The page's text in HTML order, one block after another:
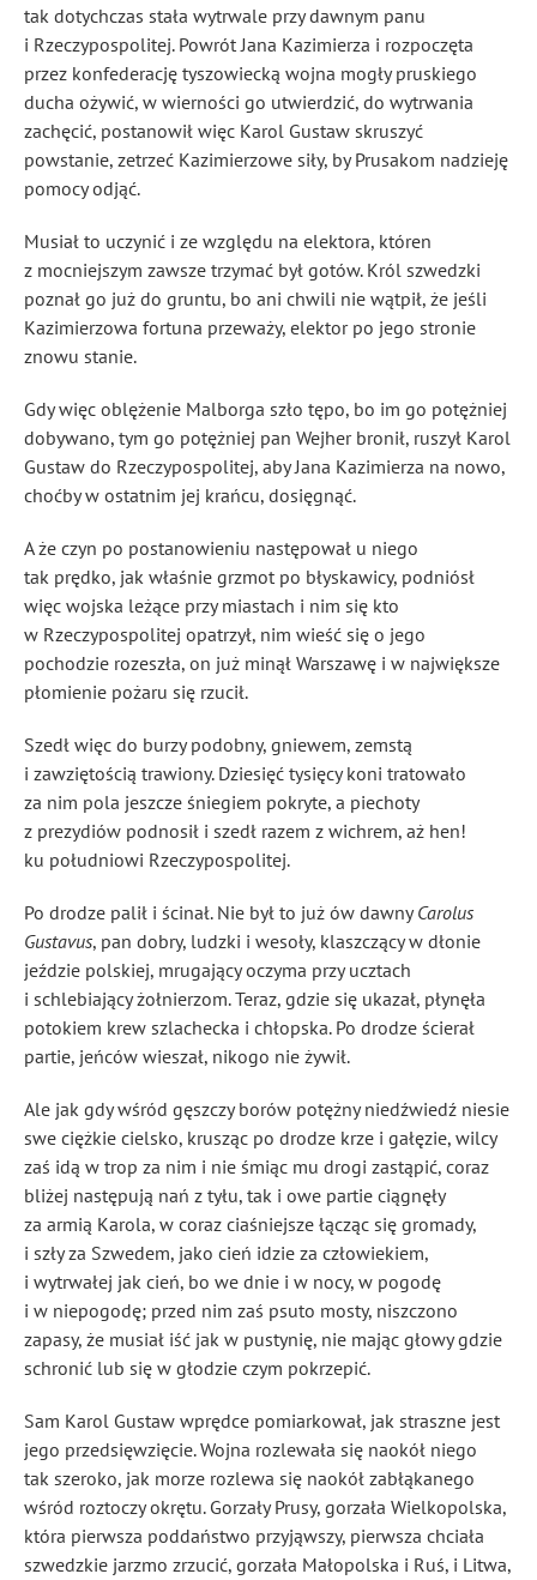
tak dotychczas stała wytrwale przy dawnym panu
i Rzeczypospolitej. Powrót Jana Kazimierza i rozpoczęta
przez konfederację tyszowiecką wojna mogły pruskiego
ducha ożywić, w wierności go utwierdzić, do wytrwania
zachęcić, postanowił więc Karol Gustaw skruszyć
powstanie, zetrzeć Kazimierzowe siły, by Prusakom nadzieję
pomocy odjąć.
Musiał to uczynić i ze względu na elektora, któren
z mocniejszym zawsze trzymać był gotów. Król szwedzki
poznał go już do gruntu, bo ani chwili nie wątpił, że jeśli
Kazimierzowa fortuna przeważy, elektor po jego stronie
znowu stanie.
Gdy więc oblężenie Malborga szło tępo, bo im go potężniej
dobywano, tym go potężniej pan Wejher bronił, ruszył Karol
Gustaw do Rzeczypospolitej, aby Jana Kazimierza na nowo,
choćby w ostatnim jej krańcu, dosięgnąć.
A że czyn po postanowieniu następował u niego
tak prędko, jak właśnie grzmot po błyskawicy, podniósł
więc wojska leżące przy miastach i nim się kto
w Rzeczypospolitej opatrzył, nim wieść się o jego
pochodzie rozeszła, on już minął Warszawę i w największe
płomienie pożaru się rzucił.
Szedł więc do burzy podobny, gniewem, zemstą
i zawziętością trawiony. Dziesięć tysięcy koni tratowało
za nim pola jeszcze śniegiem pokryte, a piechoty
z prezydiów podnosił i szedł razem z wichrem, aż hen!
ku południowi Rzeczypospolitej.
Po drodze palił i ścinał. Nie był to już ów dawnyCarolus
Gustavus, pan dobry, ludzki i wesoły, klaszczący w dłonie
jeździe polskiej, mrugający oczyma przy ucztach
i schlebiający żołnierzom. Teraz, gdzie się ukazał, płynęła
potokiem krew szlachecka i chłopska. Po drodze ścierał
partie, jeńców wieszał, nikogo nie żywił.
Ale jak gdy wśród gęszczy borów potężny niedźwiedź niesie
swe ciężkie cielsko, krusząc po drodze krze i gałęzie, wilcy
zaś idą w trop za nim i nie śmiąc mu drogi zastąpić, coraz
bliżej następują nań z tyłu, tak i owe partie ciągnęły
za armią Karola, w coraz ciaśniejsze łącząc się gromady,
i szły za Szwedem, jako cień idzie za człowiekiem,
i wytrwałej jak cień, bo we dnie i w nocy, w pogodę
i w niepogodę; przed nim zaś psuto mosty, niszczono
zapasy, że musiał iść jak w pustynię, nie mając głowy gdzie
schronić lub się w głodzie czym pokrzepić.
Sam Karol Gustaw wprędce pomiarkował, jak straszne jest
jego przedsięwzięcie. Wojna rozlewała się naokół niego
tak szeroko, jak morze rozlewa się naokół zabłąkanego
wśród roztoczy okrętu. Gorzały Prusy, gorzała Wielkopolska,
która pierwsza poddaństwo przyjąwszy, pierwsza chciała
szwedzkie jarzmo zrzucić, gorzała Małopolska i Ruś, i Litwa,